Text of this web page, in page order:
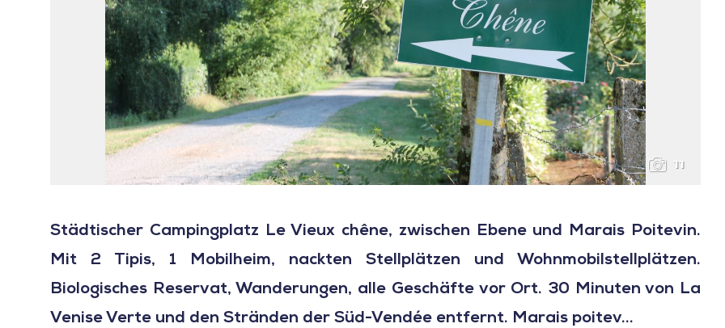
11
Städtischer Campingplatz Le Vieux chêne, zwischen Ebene und Marais Poitevin.
Mit 2 Tipis, 1 Mobilheim, nackten Stellplätzen und Wohnmobilstellplätzen.
Biologisches Reservat, Wanderungen, alle Geschäfte vor Ort. 30 Minuten von La
Venise Verte und den Stränden der Süd-Vendée entfernt. Marais poitev...